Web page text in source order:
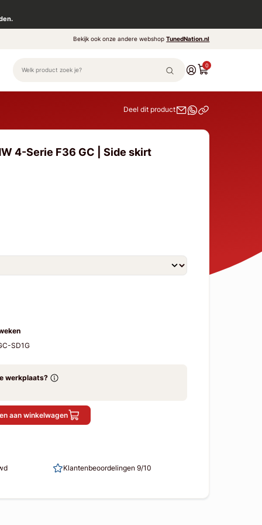
Bekijk ook onze andere webshopTunedNation.nl
0
Deel dit product
4-Serie F36 GC | Side skirt
SD1G
werkplaats?
aan winkelwagen
Klantenbeoordelingen 9/10